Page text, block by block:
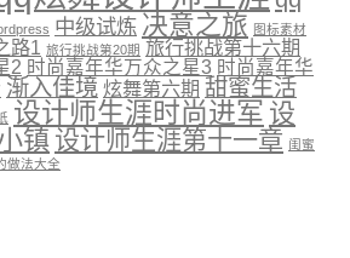
中级试炼 决意之旅 图标素材
路1 旅行挑战第20期 旅行挑战第十六期
2 时尚嘉年华万众之星3 时尚嘉年华
渐入佳境 炫舞第六期 甜蜜生活
设计师生涯时尚进军 设
镇 设计师生涯第十一章 闺蜜
做法大全